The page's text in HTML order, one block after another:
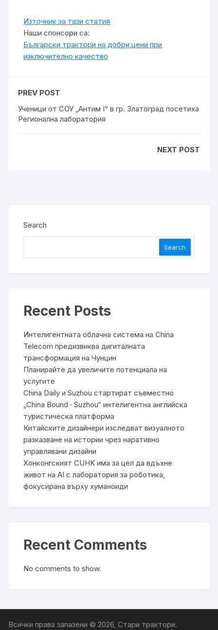
Източник за тази статия
Наши спонсори са:
Български трактори на добри цени при
изключително качество
PREV POST
Ученици от СОУ „Антим I“ в гр. Златоград посетиха
Регионална лаборатория
NEXT POST
Search
Search
Recent Posts
Интелигентната облачна система на China
Telecom предизвиква дигиталната
трансформация на Чунцин
Планирайте да увеличите потенциала на
услугите
China Daily и Suzhou стартират съвместно
„China Bound · Suzhou“ интелигентна английска
туристическа платформа
Китайските дизайнери изследват визуалното
разказване на истории чрез наративно
управлявани дизайни
Хонконгският CUHK има за цел да вдъхне
живот на AI с лаборатория за роботика,
фокусирана върху хуманоиди
Recent Comments
No comments to show.
Всички права запазени © 2026, Стари трактори.